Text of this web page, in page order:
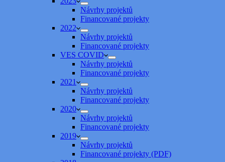
Návrhy projektů
Financované projekty
2022
Návrhy projektů
Financované projekty
VES COVID
Návrhy projektů
Financované projekty
2021
Návrhy projektů
Financované projekty
2020
Návrhy projektů
Financované projekty
2019
Návrhy projektů
Financované projekty (PDF)